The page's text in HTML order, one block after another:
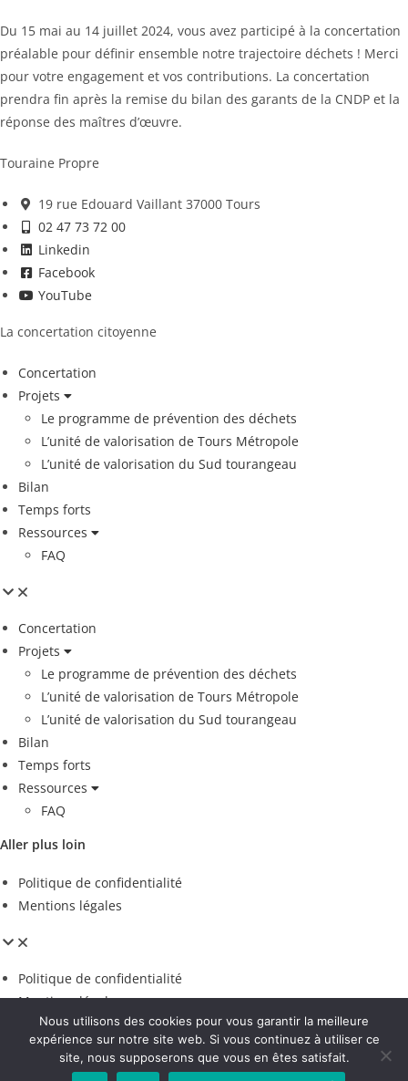
Du 15 mai au 14 juillet 2024, vous avez participé à la concertation
préalable pour définir ensemble notre trajectoire déchets ! Merci
pour votre engagement et vos contributions. La concertation
prendra fin après la remise du bilan des garants de la CNDP et la
réponse des maîtres d’œuvre.
Touraine Propre
19 rue Edouard Vaillant 37000 Tours
02 47 73 72 00
Linkedin
Facebook
YouTube
La concertation citoyenne
Concertation
Projets
Le programme de prévention des déchets
L’unité de valorisation de Tours Métropole
L’unité de valorisation du Sud tourangeau
Bilan
Temps forts
Ressources
FAQ
Concertation
Projets
Le programme de prévention des déchets
L’unité de valorisation de Tours Métropole
L’unité de valorisation du Sud tourangeau
Bilan
Temps forts
Ressources
FAQ
Aller plus loin
Politique de confidentialité
Mentions légales
Politique de confidentialité
Mentions légales
Espace presse
Voir les contributions
Nous utilisons des cookies pour vous garantir la meilleure
expérience sur notre site web. Si vous continuez à utiliser ce
site, nous supposerons que vous en êtes satisfait.